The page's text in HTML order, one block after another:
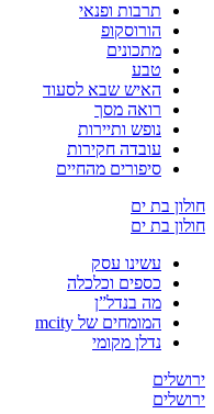
תרבות ופנאי
הורוסקופ
מתכונים
טבע
האיש שבא לסעוד
רואה מסך
נופש ותיירות
עובדה חקירות
סיפורים מהחיים
בת ים
בת ים
עשינו עסק
כספים וכלכלה
מה בנדל”ן
המומחים של mcity
נדלן מקומי